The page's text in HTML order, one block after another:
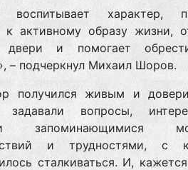
воспитывает характер,
к активному образу жизни,
двери и помогает
– подчеркнул Михаил Шоров.
получился живым и
задавали вопросы,
запоминающимися
и трудностями, с
сталкиваться. И,